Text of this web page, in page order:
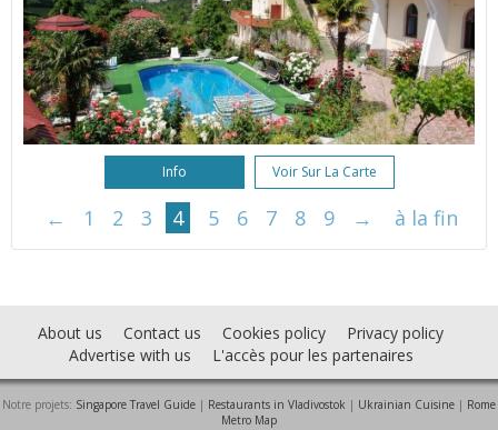
Info Voir Sur La Carte
← 1 2 3 4 5 6 7 8 9 → à la fin
About us Contact us Cookies policy
Privacy policy
Advertise with us
L'accès pour les partenaires
Notre projets: Singapore Travel Guide | Restaurants in Vladivostok | Ukrainian Cuisine | Rome
Metro Map